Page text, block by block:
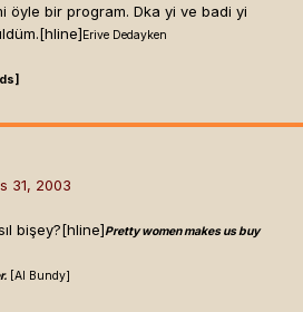
öyle bir program. Dka yi ve badi yi
Erive Dedayken
31, 2003
bişey?[hline]Pretty women makes us buy
[Al Bundy]